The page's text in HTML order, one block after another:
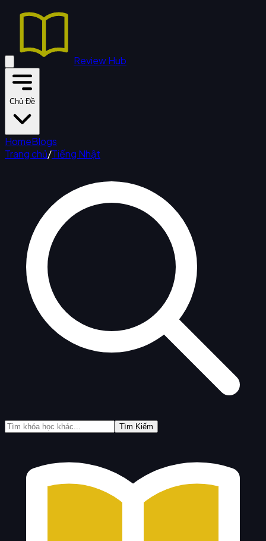
Review Hub
Chủ Đề
HomeBlogs
Trang chủ/Tiếng Nhật
Tìm Kiếm